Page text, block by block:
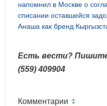
напомнил в Москве о
списании оставшейся
Анаша как бренд
Есть вести?
(559) 409904
Комментарии